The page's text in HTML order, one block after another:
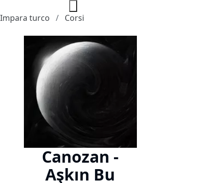
Impara turco Corsi
Canozan -
Aşkın Bu